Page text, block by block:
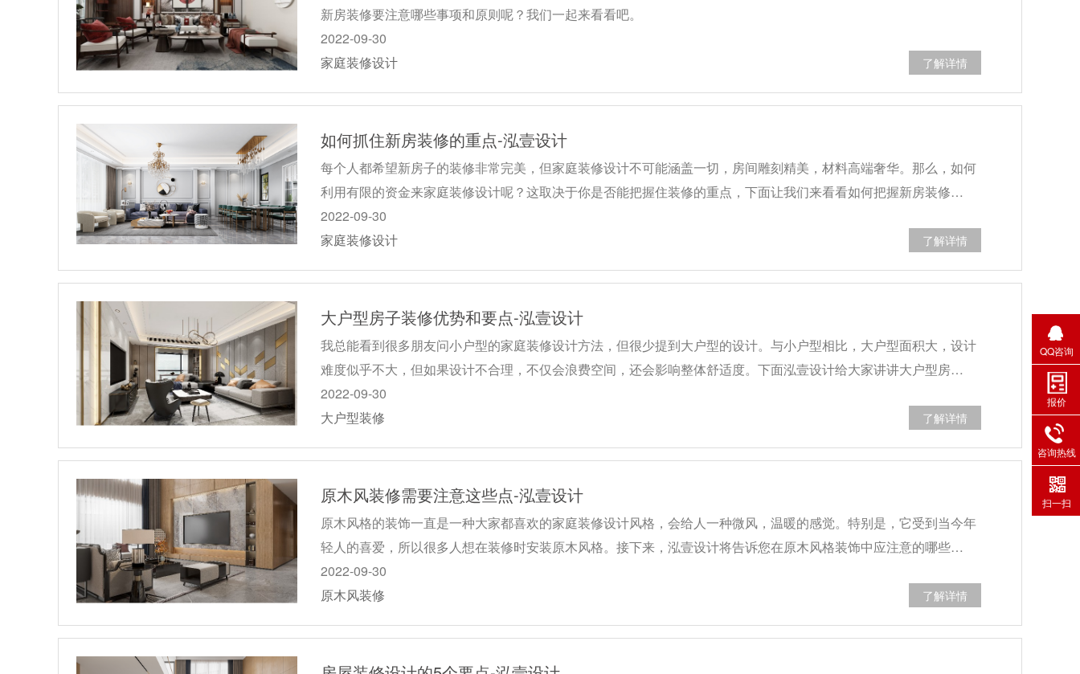
新房装修要注意哪些事项和原则呢？我们一起来看看吧。
2022-09-30
家庭装修设计
了解详情
如何抓住新房装修的重点-泓壹设计
每个人都希望新房子的装修非常完美，但家庭装修设计不可能涵盖一切，房间雕刻精美，材料高端奢华。那么，如何
利用有限的资金来家庭装修设计呢？这取决于你是否能把握住装修的重点，下面让我们来看看如何把握新房装修…
2022-09-30
家庭装修设计
了解详情
大户型房子装修优势和要点-泓壹设计
我总能看到很多朋友问小户型的家庭装修设计方法，但很少提到大户型的设计。与小户型相比，大户型面积大，设计
难度似乎不大，但如果设计不合理，不仅会浪费空间，还会影响整体舒适度。下面泓壹设计给大家讲讲大户型房…
2022-09-30
大户型装修
了解详情
原木风装修需要注意这些点-泓壹设计
原木风格的装饰一直是一种大家都喜欢的家庭装修设计风格，会给人一种微风，温暖的感觉。特别是，它受到当今年
轻人的喜爱，所以很多人想在装修时安装原木风格。接下来，泓壹设计将告诉您在原木风格装饰中应注意的哪些…
2022-09-30
原木风装修
了解详情
QQ咨询
报价
咨询热线
扫一扫